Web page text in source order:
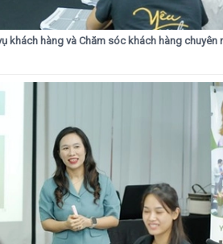
khách hàng và Chăm sóc khách hàng chuyên